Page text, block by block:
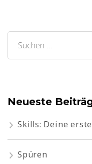
Suchen
nach:
Neueste
Skills: Deine
Spüren